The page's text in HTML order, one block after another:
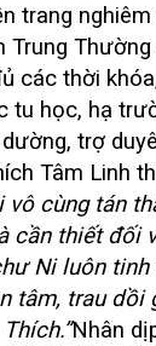
trang
Trung Thường
các thời
tu học, hạ
trợ
Tâm Linh
vô cùng tán
cần thiết đối
Ni luôn
tâm, trau
Nhân